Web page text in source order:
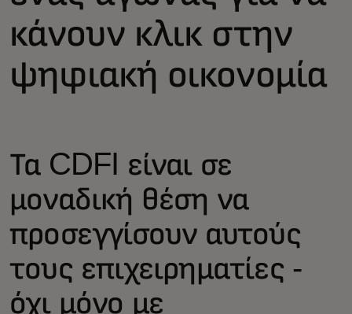
κάνουν κλικ στην
ψηφιακή οικονομία
Τα CDFI είναι σε
μοναδική θέση να
προσεγγίσουν αυτούς
τους επιχειρηματίες -
όχι μόνο με